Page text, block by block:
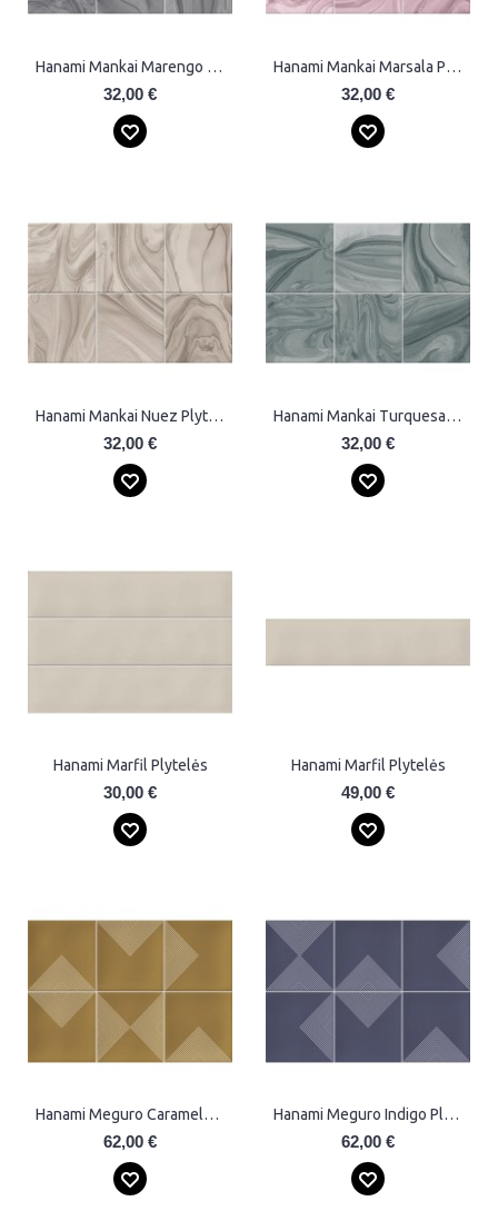
Hanami Mankai Marengo Plytelės
32,00 €
Hanami Mankai Marsala Plytelės
32,00 €
Hanami Mankai Nuez Plytelės
32,00 €
Hanami Mankai Turquesa Plytelės
32,00 €
Hanami Marfil Plytelės
30,00 €
Hanami Marfil Plytelės
49,00 €
Hanami Meguro Caramelo Plytelės
62,00 €
Hanami Meguro Indigo Plytelės
62,00 €